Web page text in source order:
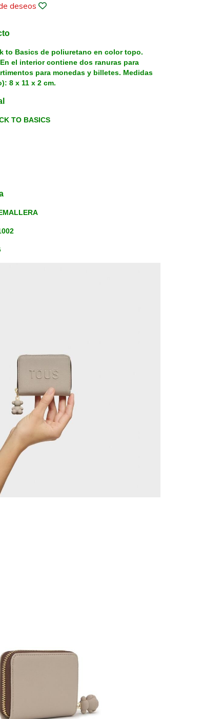
deseos
to Basics de poliuretano en color topo.
el interior contiene dos ranuras para
para monedas y billetes. Medidas
8 x 11 x 2 cm.
TO BASICS